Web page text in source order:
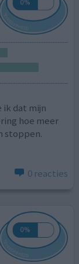
dat mijn
hoe meer
stoppen.
0 reacties